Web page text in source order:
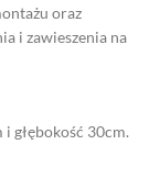
oraz
i zawieszenia na
głębokość 30cm.